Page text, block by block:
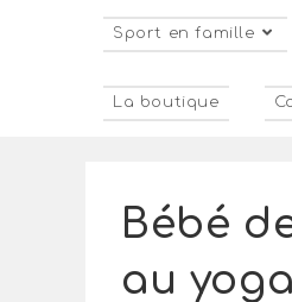
Sport en famille
La boutique
Bébé
au yoga